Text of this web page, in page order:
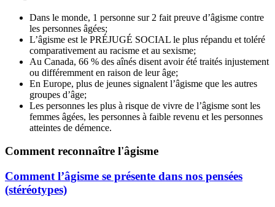
Dans le monde, 1 personne sur 2 fait preuve d’âgisme contre
les personnes âgées;
L’âgisme est le PRÉJUGÉ SOCIAL le plus répandu et toléré
comparativement au racisme et au sexisme;
Au Canada, 66 % des aînés disent avoir été traités injustement
ou différemment en raison de leur âge;
En Europe, plus de jeunes signalent l’âgisme que les autres
groupes d’âge;
Les personnes les plus à risque de vivre de l’âgisme sont les
femmes âgées, les personnes à faible revenu et les personnes
atteintes de démence.
Comment reconnaître l'âgisme
Comment l’âgisme se présente dans nos pensées
(stéréotypes)